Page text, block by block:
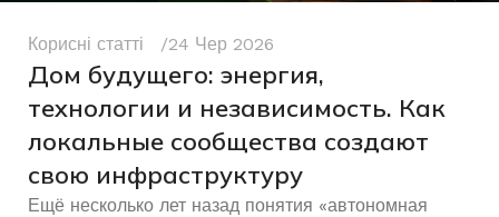
Корисні статті 24 Чер 2026
Дом будущего: энергия,
технологии и независимость. Как
локальные сообщества создают
свою инфраструктуру
Ещё несколько лет назад понятия «автономная